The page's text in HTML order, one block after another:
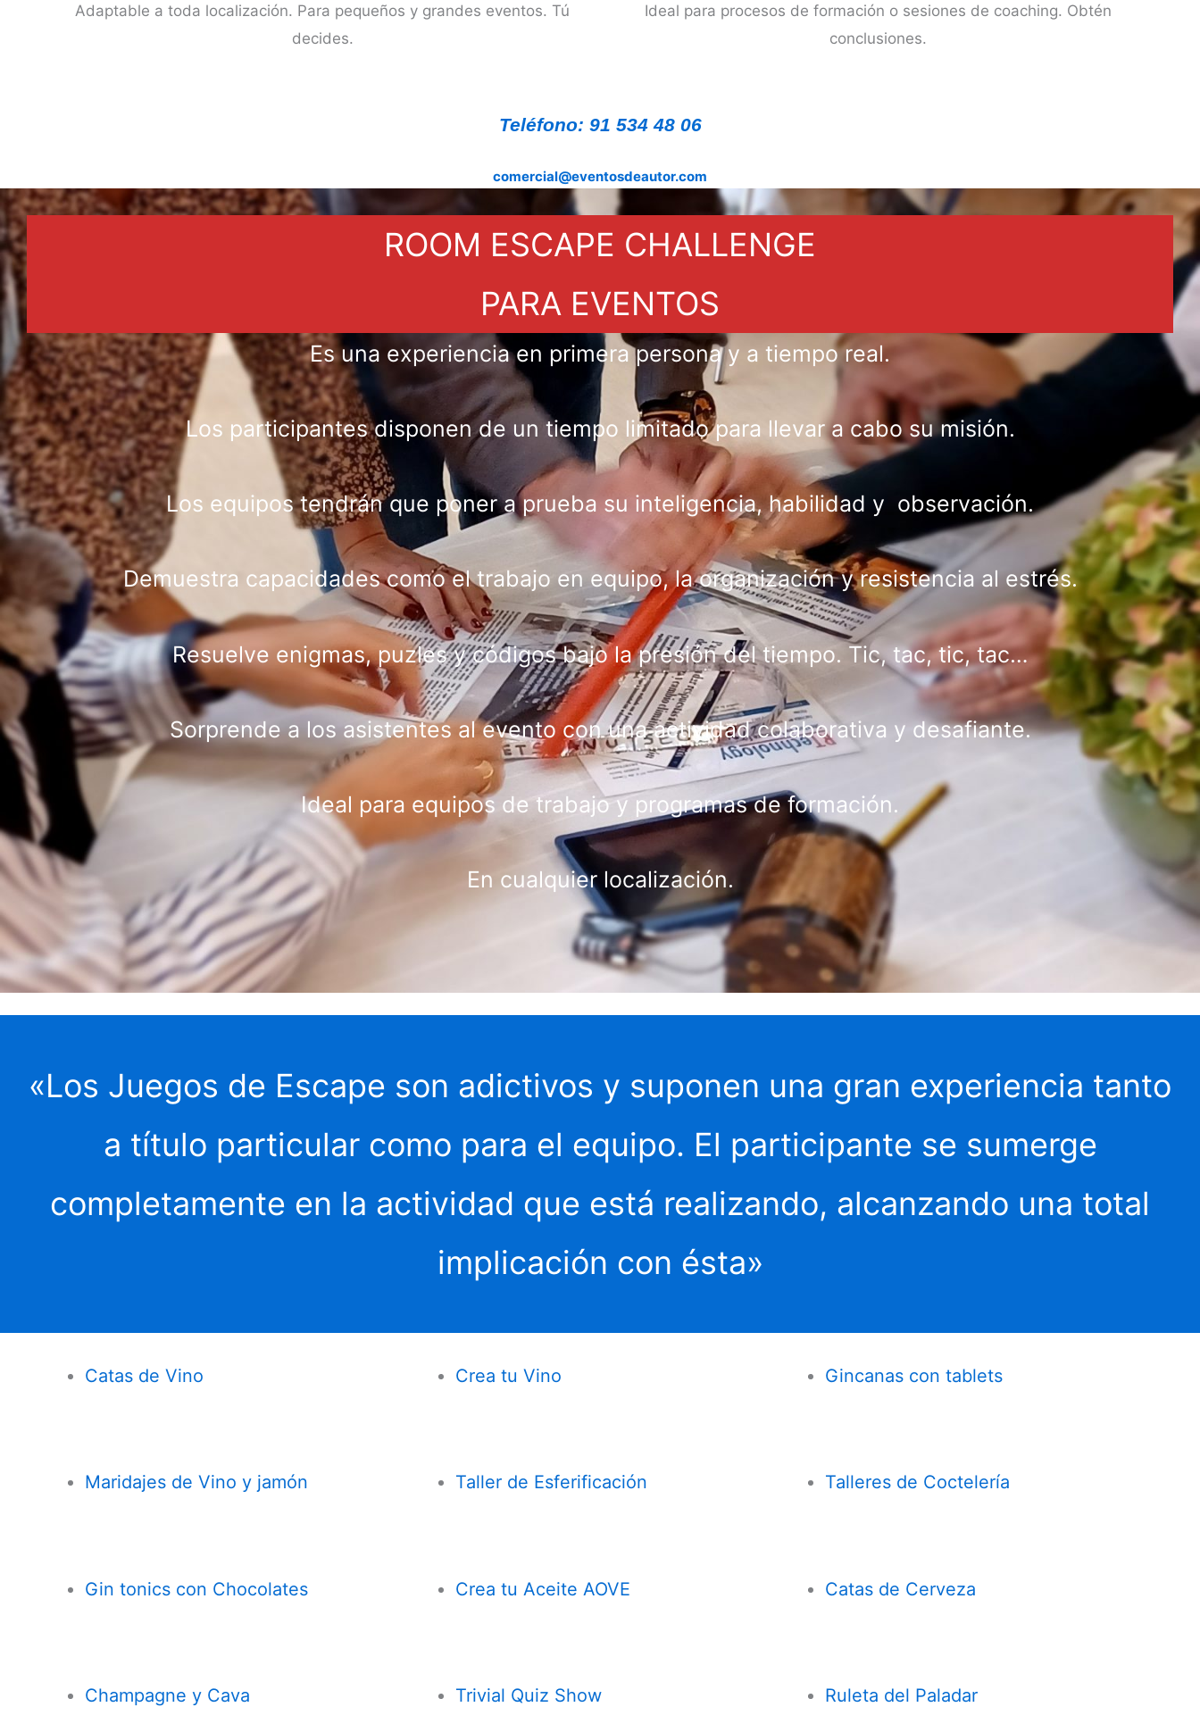
Adaptable a toda localización. Para pequeños y grandes eventos. Tú
decides.
Ideal para procesos de formación o sesiones de coaching. Obtén
conclusiones.
Teléfono: 91 534 48 06
comercial@eventosdeautor.com
ROOM ESCAPE CHALLENGE
PARA EVENTOS
Es una experiencia en primera persona y a tiempo real.
Los participantes disponen de un tiempo limitado para llevar a cabo su misión.
Los equipos tendrán que poner a prueba su inteligencia, habilidad y observación.
Demuestra capacidades como el trabajo en equipo, la organización y resistencia al estrés.
Resuelve enigmas, puzles y códigos bajo la presión del tiempo. Tic, tac, tic, tac…
Sorprende a los asistentes al evento con una actividad colaborativa y desafiante.
Ideal para equipos de trabajo y programas de formación.
En cualquier localización.
«Los Juegos de Escape son adictivos y suponen una gran experiencia tanto
a título particular como para el equipo. El participante se sumerge
completamente en la actividad que está realizando, alcanzando una total
implicación con ésta»
Catas de Vino Crea tu Vino Gincanas con tablets
Maridajes de Vino y jamón Taller de Esferificación Talleres de Coctelería
Gin tonics con Chocolates Crea tu Aceite AOVE Catas de Cerveza
Champagne y Cava Trivial Quiz Show Ruleta del Paladar